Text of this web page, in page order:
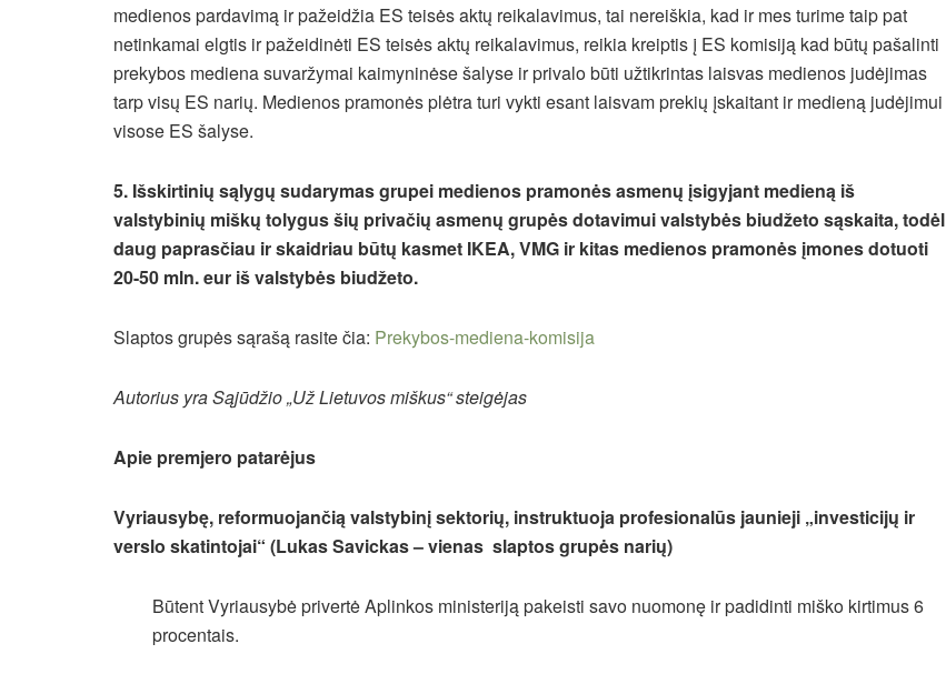
medienos pardavimą ir pažeidžia ES teisės aktų reikalavimus, tai nereiškia, kad ir mes turime taip pat
netinkamai elgtis ir pažeidinėti ES teisės aktų reikalavimus, reikia kreiptis į ES komisiją kad būtų pašalinti
prekybos mediena suvaržymai kaimyninėse šalyse ir privalo būti užtikrintas laisvas medienos judėjimas
tarp visų ES narių. Medienos pramonės plėtra turi vykti esant laisvam prekių įskaitant ir medieną judėjimui
visose ES šalyse.
5. Išskirtinių sąlygų sudarymas grupei medienos pramonės asmenų įsigyjant medieną iš
valstybinių miškų tolygus šių privačių asmenų grupės dotavimui valstybės biudžeto sąskaita, todėl
daug paprasčiau ir skaidriau būtų kasmet IKEA, VMG ir kitas medienos pramonės įmones dotuoti
20-50 mln. eur iš valstybės biudžeto.
Slaptos grupės sąrašą rasite čia: Prekybos-mediena-komisija
Autorius yra Sąjūdžio „Už Lietuvos miškus“ steigėjas
Apie premjero patarėjus
Vyriausybę, reformuojančią valstybinį sektorių, instruktuoja profesionalūs jaunieji „investicijų ir
verslo skatintojai“ (Lukas Savickas – vienas slaptos grupės narių)
Būtent Vyriausybė privertė Aplinkos ministeriją pakeisti savo nuomonę ir padidinti miško kirtimus 6
procentais.